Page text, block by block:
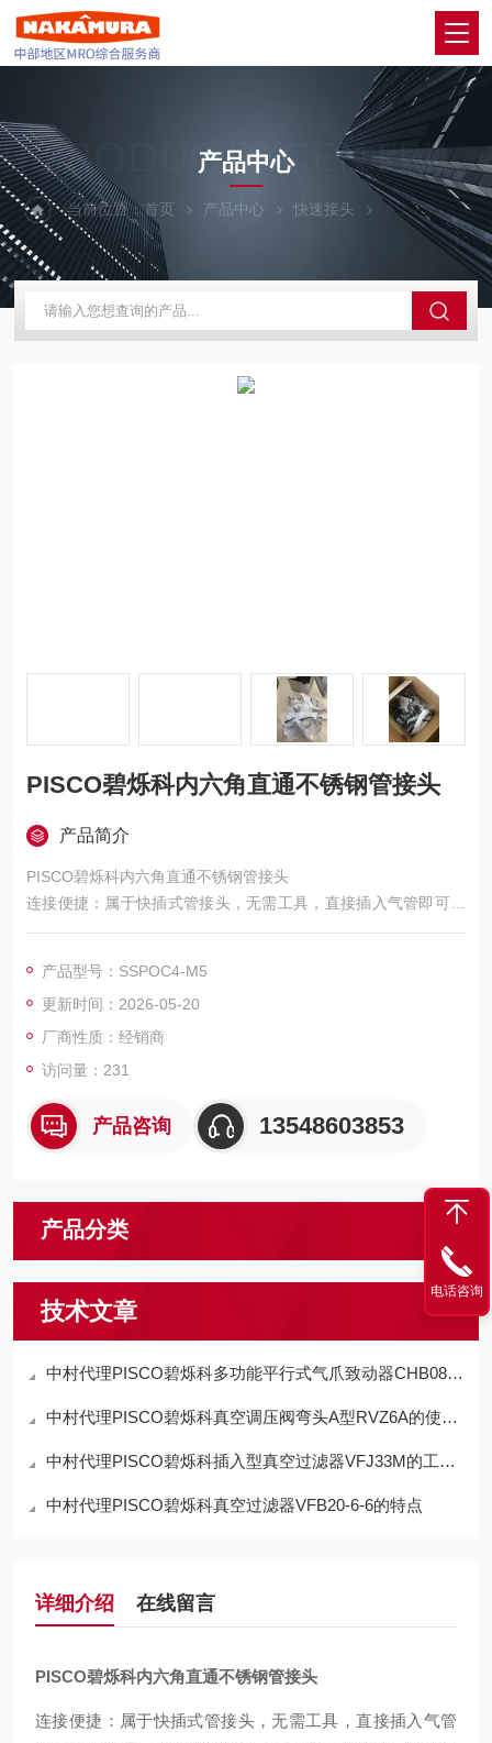
PRODUCTS CENTER
产品中心
当前位置：首页 产品中心 快速接头 PISCO碧烁科
PISCO碧烁科内六角直通不锈钢管接头
产品简介
PISCO碧烁科内六角直通不锈钢管接头
连接便捷：属于快插式管接头，无需工具，直接插入气管即可完
成连接，操作简便快捷，可提高工作效率，便于设备维护检修。
也能通过旋转螺纹安装。
产品型号：SSPOC4-M5
更新时间：2026-05-20
厂商性质：经销商
访问量：231
产品咨询 13548603853
产品分类
技术文章
中村代理PISCO碧烁科多功能平行式气爪致动器CHB08-D特点
中村代理PISCO碧烁科真空调压阀弯头A型RVZ6A的使用方法
中村代理PISCO碧烁科插入型真空过滤器VFJ33M的工作原理
中村代理PISCO碧烁科真空过滤器VFB20-6-6的特点
详细介绍 在线留言
PISCO碧烁科内六角直通不锈钢管接头
连接便捷：属于快插式管接头，无需工具，直接插入气管
电话咨询